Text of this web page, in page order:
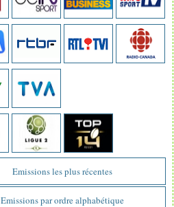
Emissions les plus récentes
Emissions par ordre alphabétique